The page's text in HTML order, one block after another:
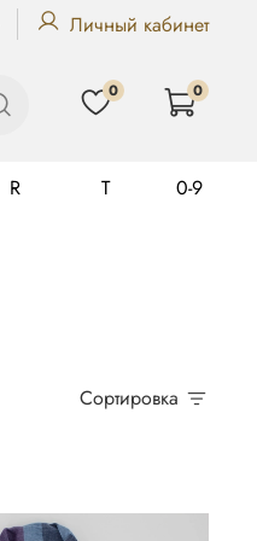
Личный кабинет
0 0
R T 0-9
Сортировка